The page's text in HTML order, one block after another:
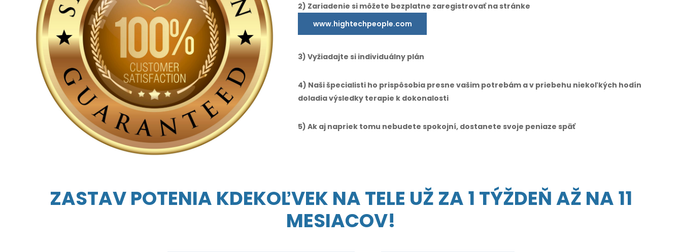
2) Zariadenie si môžete bezplatne zaregistrovať na stránke
www.hightechpeople.com
3) Vyžiadajte si individuálny plán
4) Naši špecialisti ho prispôsobia presne vašim potrebám a v priebehu niekoľkých hodín
doladia výsledky terapie k dokonalosti
5) Ak aj napriek tomu nebudete spokojní, dostanete svoje peniaze späť
ZASTAV POTENIA KDEKOĽVEK NA TELE UŽ ZA 1 TÝŽDEŇ AŽ NA 11
MESIACOV!